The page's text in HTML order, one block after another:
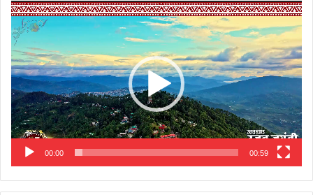
Video
Player
00:00 00:59